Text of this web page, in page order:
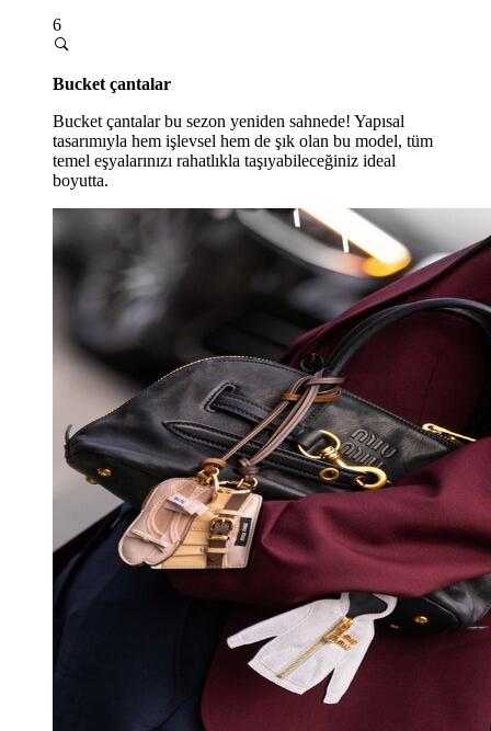
6
Bucket çantalar
Bucket çantalar bu sezon yeniden sahnede! Yapısal
tasarımıyla hem işlevsel hem de şık olan bu model, tüm
temel eşyalarınızı rahatlıkla taşıyabileceğiniz ideal
boyutta.